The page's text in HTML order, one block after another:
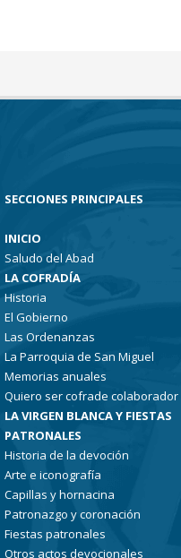
SECCIONES PRINCIPALES
INICIO
Saludo del Abad
LA COFRADÍA
Historia
El Gobierno
Las Ordenanzas
La Parroquia de San Miguel
Memorias anuales
Quiero ser cofrade colaborador
LA VIRGEN BLANCA Y FIESTAS
PATRONALES
Historia de la devoción
Arte e iconografía
Capillas y hornacina
Patronazgo y coronación
Fiestas patronales
Otros actos devocionales